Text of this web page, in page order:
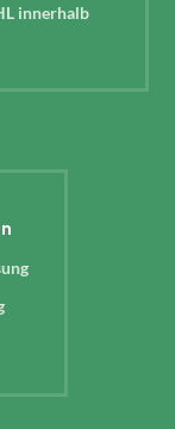
innerhalb